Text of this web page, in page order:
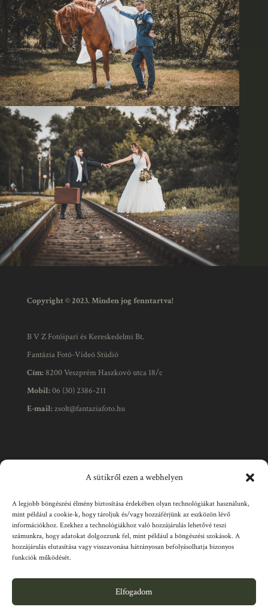
A sütikről ezen a webhelyen
A legjobb böngészési élmény biztosítása érdekében olyan technológiákat használunk,
mint például a cookie-k, hogy tároljuk és/vagy hozzáférjünk az eszközön lévő
információkhoz. Ezekhez a technológiákhoz való hozzájárulás lehetővé teszi
számunkra, hogy adatokat dolgozzunk fel, mint például a böngészési szokások. A
hozzájárulás elutasítása vagy visszavonása hátrányosan befolyásolhatja bizonyos
funkciók működését.
Elfogadom
Copyright © 2023. Minden jog fenntartva!
B V Z Fotóipari és Kereskedelmi Bt.
Fantázia Fotó-Videó Stúdió
Cím:8200 Veszprém Haszkovó utca 18/c
Mobil:06 (30) 2386-211
E-mail:zsolt@fantaziafoto.hu
Üzletünk nyitvatartása
Hétfő - Péntek: 08:30 - 18:00
Szombat:09:00-12:00*
Vasárnap:Zárva